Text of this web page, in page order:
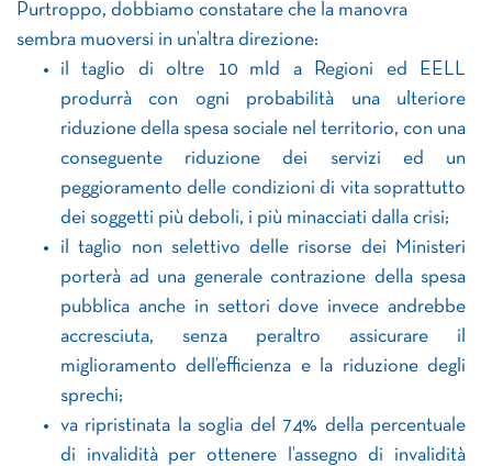
Purtroppo, dobbiamo constatare che la manovra
sembra muoversi in un’altra direzione:
il taglio di oltre 10 mld a Regioni ed EELL
produrrà con ogni probabilità una ulteriore
riduzione della spesa sociale nel territorio, con una
conseguente riduzione dei servizi ed un
peggioramento delle condizioni di vita soprattutto
dei soggetti più deboli, i più minacciati dalla crisi;
il taglio non selettivo delle risorse dei Ministeri
porterà ad una generale contrazione della spesa
pubblica anche in settori dove invece andrebbe
accresciuta, senza peraltro assicurare il
miglioramento dell’efficienza e la riduzione degli
sprechi;
va ripristinata la soglia del 74% della percentuale
di invalidità per ottenere l’assegno di invalidità